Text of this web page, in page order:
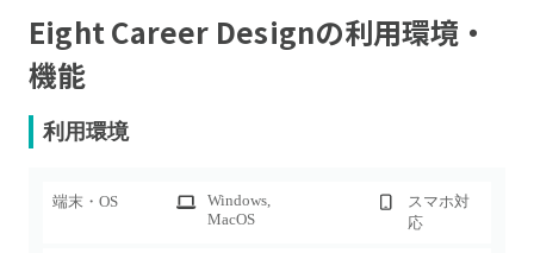
Eight Career Designの利用環境・
機能
利用環境
端末・OS Windows,
MacOS
スマホ対
応